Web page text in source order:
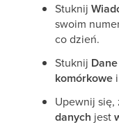
Stuknij
swoim
co dzień.
Stuknij
komórkowe i
Upewnij się,
danych jest